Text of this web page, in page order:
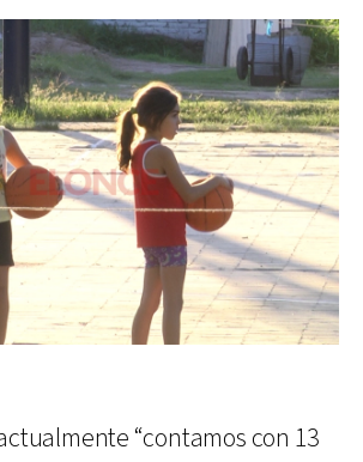
“contamos con 13